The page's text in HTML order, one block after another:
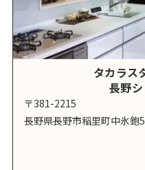
タカラス
長野
〒381-2215
長野県長野市稲里町中氷鉋